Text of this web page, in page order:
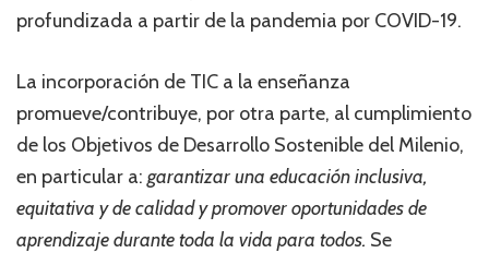
profundizada a partir de la pandemia por COVID-19.
La incorporación de TIC a la enseñanza
promueve/contribuye, por otra parte, al cumplimiento
de los Objetivos de Desarrollo Sostenible del Milenio,
en particular a: garantizar una educación inclusiva,
equitativa y de calidad y promover oportunidades de
aprendizaje durante toda la vida para todos. Se